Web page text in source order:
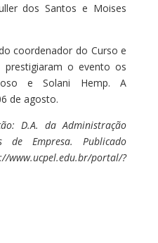
dos Santos e Moises
coordenador do Curso e
prestigiaram o evento os
e Solani Hemp. A
de agosto.
D.A. da Administração
de Empresa. Publicado
portal/?